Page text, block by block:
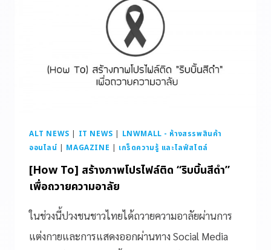
ALT NEWS | IT NEWS | LNWMALL - ห้างสรรพสินค้า
ออนไลน์ | MAGAZINE | เกร็ดความรู้ และไลฟ์สไตล์
[How To] สร้างภาพโปรไฟล์ติด “ริบบิ้นสีดำ”
เพื่อถวายความอาลัย
ในช่วงนี้ปวงชนชาวไทยได้ถวายความอาลัยผ่านการ
แต่งกายและการแสดงออกผ่านทาง Social Media